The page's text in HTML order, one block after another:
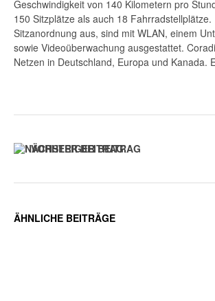
Geschwindigkeit von 140 Kilometern pro
150 Sitzplätze als auch 18
Sitzanordnung aus, sind mit WLAN, einem
sowie Videoüberwachung ausgestattet.
Netzen in Deutschland, Europa und Kanada.
VORHERIGER BEITRAG
ÄHNLICHE BEITRÄGE